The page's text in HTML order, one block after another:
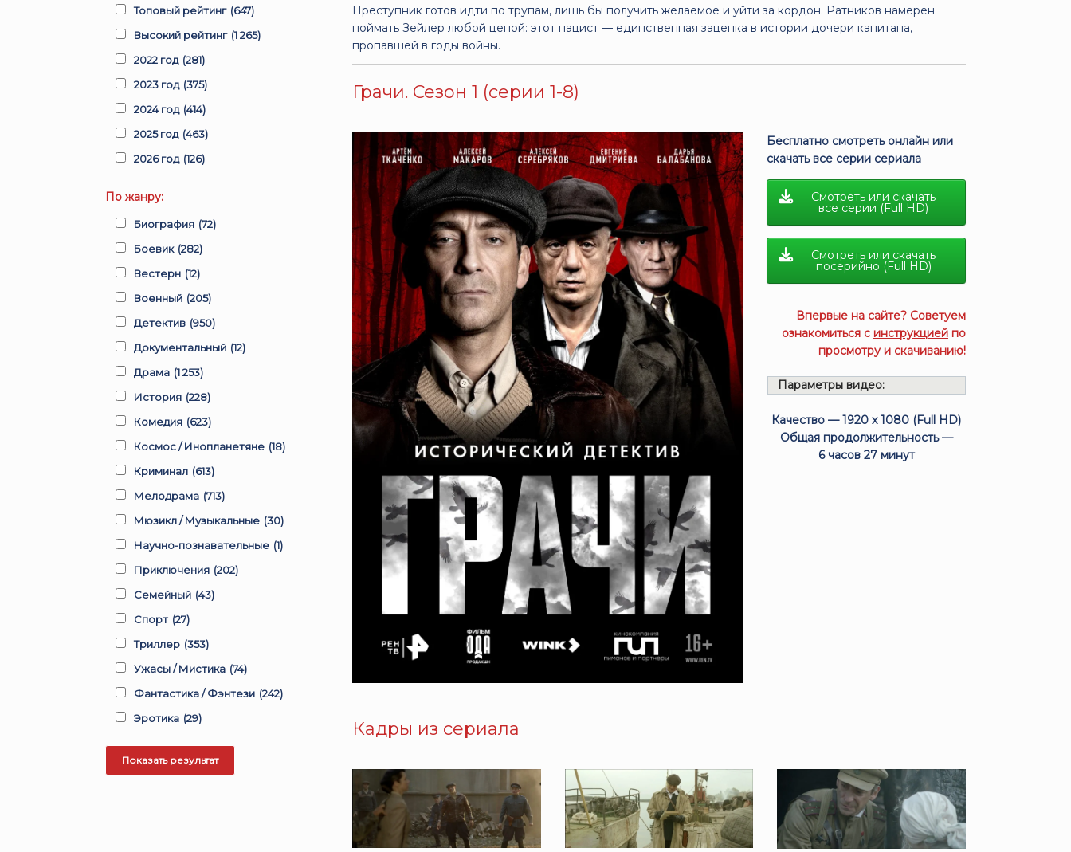
Преступник готов идти по трупам, лишь бы получить желаемое и уйти за кордон. Ратников намерен
поймать Зейлер любой ценой: этот нацист — единственная зацепка в истории дочери капитана,
пропавшей в годы войны.
Грачи. Сезон 1 (серии 1-8)
Бесплатно смотреть онлайн или
скачать все серии сериала
Смотреть или скачать
все серии (Full HD)
Смотреть или скачать
посерийно (Full HD)
Впервые на сайте? Советуем
ознакомиться с инструкцией по
просмотру и скачиванию!
Параметры видео:
Качество — 1920 x 1080 (Full HD)
Общая продолжительность —
6 часов 27 минут
Кадры из сериала
Топовый рейтинг (647)
Высокий рейтинг (1 265)
2022 год (281)
2023 год (375)
2024 год (414)
2025 год (463)
2026 год (126)
По жанру:
Биография (72)
Боевик (282)
Вестерн (12)
Военный (205)
Детектив (950)
Документальный (12)
Драма (1 253)
История (228)
Комедия (623)
Космос / Инопланетяне (18)
Криминал (613)
Мелодрама (713)
Мюзикл / Музыкальные (30)
Научно-познавательные (1)
Приключения (202)
Семейный (43)
Спорт (27)
Триллер (353)
Ужасы / Мистика (74)
Фантастика / Фэнтези (242)
Эротика (29)